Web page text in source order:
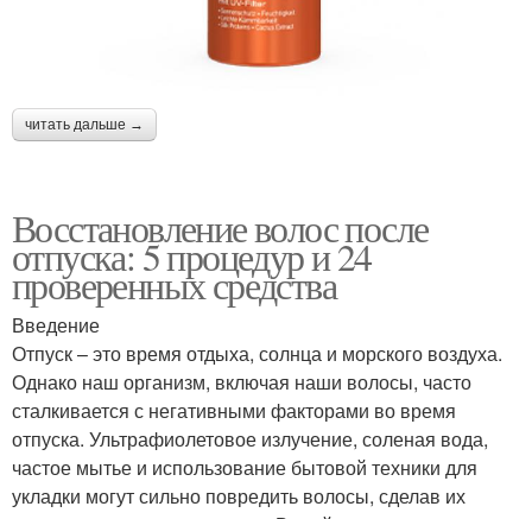
читать дальше →
Восстановление волос после
отпуска: 5 процедур и 24
проверенных средства
Введение
Отпуск – это время отдыха, солнца и морского воздуха.
Однако наш организм, включая наши волосы, часто
сталкивается с негативными факторами во время
отпуска. Ультрафиолетовое излучение, соленая вода,
частое мытье и использование бытовой техники для
укладки могут сильно повредить волосы, сделав их